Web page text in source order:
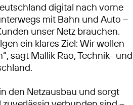
digital nach vorne
mit Bahn und Auto –
unser Netz brauchen.
ein klares Ziel: Wir wollen
sagt Mallik Rao, Technik- und
den Netzausbau und sorgt